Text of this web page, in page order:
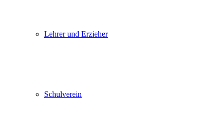
Lehrer und Erzieher
Schulverein